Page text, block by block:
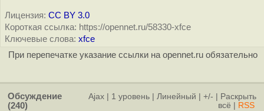
Лицензия: CC BY 3.0
Короткая ссылка: https://opennet.ru/58330-xfce
Ключевые слова: xfce
При перепечатке указание ссылки на opennet.ru обязательно
Обсуждение
(240)
Ajax 1 уровень Линейный +/-
Раскрыть
всё
RSS